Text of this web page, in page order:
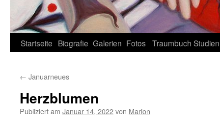
Zum
springen
Startseite Biografie Galerien Fotos Traumbuch Studien
← Januarneues
Herzblumen
Publiziert am Januar 14, 2022von Marion